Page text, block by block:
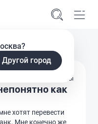
Другой город
как
Дебетовые карты
хотят перевести
Мне конечно же